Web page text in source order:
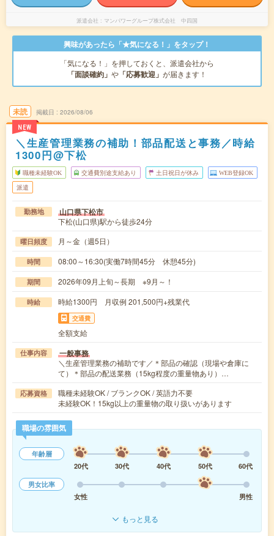
派遣会社 マンパワーグループ株式会社 中四国
興味があったら「★気になる！」をタップ！
「気になる！」を押しておくと、派遣会社から
「面談確約」 や 「応募歓迎」 が届きます！
未読
NEW
掲載日 2026/08/06
＼生産管理業務の補助！部品配送と事務／時給
1300円@下松
職種未経験OK 交通費別途支給あり 土日祝日が休み WEB登録OK
派遣
勤務地 山口県下松市
下松(山口県)駅から徒歩24分
曜日頻度 月～金（週5日）
時間 08:00～16:30(実働7時間45分 休憩45分)
期間 2026年09月上旬～長期 ※9月～！
時給 時給1300円 月収例 201,500円+残業代
交通費
全額支給
仕事内容 一般事務
＼生産管理業務の補助です／＊部品の確認（現場や倉庫に
て）＊部品の配送業務（15kg程度の重量物あり）…
応募資格
職種未経験OK / ブランクOK / 英語力不要
未経験OK！15kg以上の重量物の取り扱いがあります
職場の雰囲気
年齢層
20代
30代 40代 50代
60代
男女比率
女性
男性
もっと見る